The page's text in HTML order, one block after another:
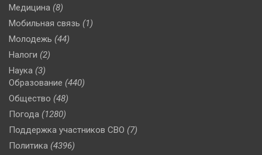
Медицина (8)
Мобильная связь (1)
Молодежь (44)
Налоги (2)
Наука (3)
Образование (440)
Общество (48)
Погода (1280)
Поддержка участников СВО (7)
Политика (4396)